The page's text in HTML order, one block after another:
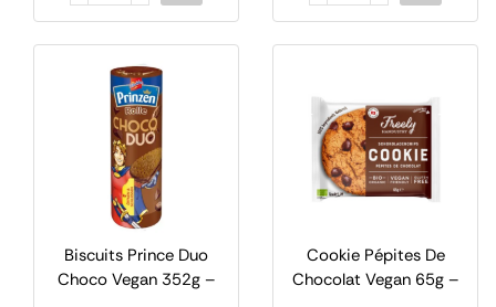
Biscuits Prince Duo
Choco Vegan 352g –
Cookie Pépites De
Chocolat Vegan 65g –